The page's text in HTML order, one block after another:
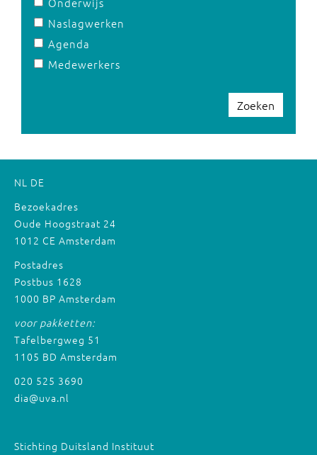
Naslagwerken
Agenda
Medewerkers
Zoeken
NL DE
Bezoekadres
Oude Hoogstraat 24
1012 CE Amsterdam
Postadres
Postbus 1628
1000 BP Amsterdam
voor pakketten:
Tafelbergweg 51
1105 BD Amsterdam
020 525 3690
dia@uva.nl
Stichting Duitsland Instituut